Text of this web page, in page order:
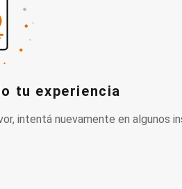
tu experiencia
intentá nuevamente en algunos